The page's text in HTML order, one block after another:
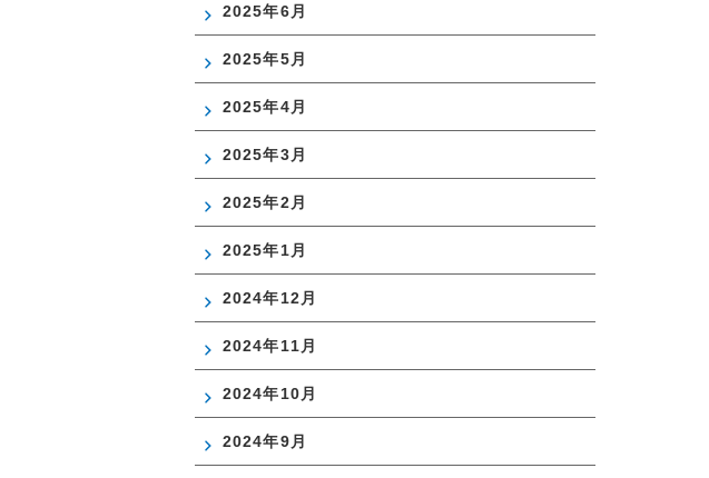
2025年6月
2025年5月
2025年4月
2025年3月
2025年2月
2025年1月
2024年12月
2024年11月
2024年10月
2024年9月